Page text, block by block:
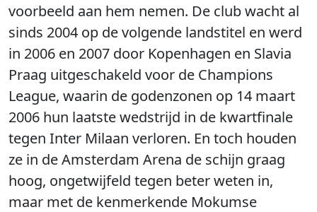
voorbeeld aan hem nemen. De club wacht al
sinds 2004 op de volgende landstitel en werd
in 2006 en 2007 door Kopenhagen en Slavia
Praag uitgeschakeld voor de Champions
League, waarin de godenzonen op 14 maart
2006 hun laatste wedstrijd in de kwartfinale
tegen Inter Milaan verloren. En toch houden
ze in de Amsterdam Arena de schijn graag
hoog, ongetwijfeld tegen beter weten in,
maar met de kenmerkende Mokumse